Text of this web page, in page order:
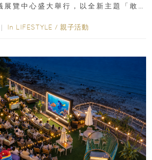
展覽中心盛大舉行，以全新主題「敢
In LIFESTYLE / 親子活動